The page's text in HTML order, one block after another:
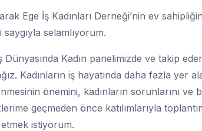
Ege İş Kadınları Derneği’nin ev
selamlıyorum.
Kadın panelimizde ve takip
Kadınların iş hayatında daha fazla yer
önemini, kadınların sorunlarını
geçmeden önce katılımlarıyla
istiyorum.